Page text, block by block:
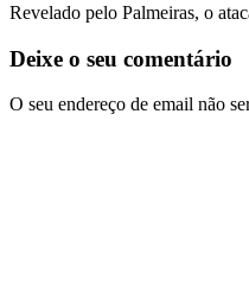
Revelado pelo Palmeiras, o
Deixe o seu comentário
O seu endereço de email não